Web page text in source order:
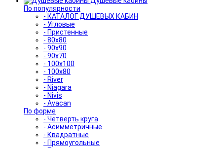
По популярности
- КАТАЛОГ ДУШЕВЫХ КАБИН
- Угловые
- Пристенные
- 80x80
- 90x90
- 90x70
- 100x100
- 100x80
- River
- Niagara
- Nivis
- Avacan
По форме
- Четверть круга
- Асимметричные
- Квадратные
- Прямоугольные